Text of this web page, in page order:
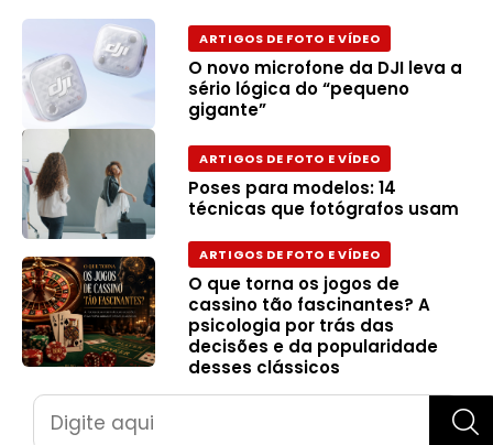
ARTIGOS DE FOTO E VÍDEO
O novo microfone da DJI leva a
sério lógica do “pequeno
gigante”
ARTIGOS DE FOTO E VÍDEO
Poses para modelos: 14
técnicas que fotógrafos usam
ARTIGOS DE FOTO E VÍDEO
O que torna os jogos de
cassino tão fascinantes? A
psicologia por trás das
decisões e da popularidade
desses clássicos
Pesquisar